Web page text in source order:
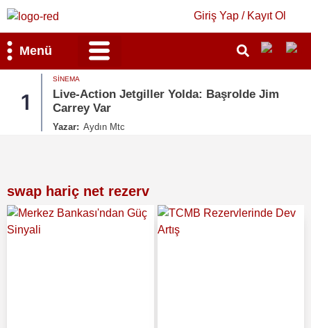
Giriş Yap / Kayıt Ol
Menü
1
SINEMA
Live-Action Jetgiller Yolda: Başrolde Jim
Carrey Var
Yazar: Aydın Mtc
swap hariç net rezerv